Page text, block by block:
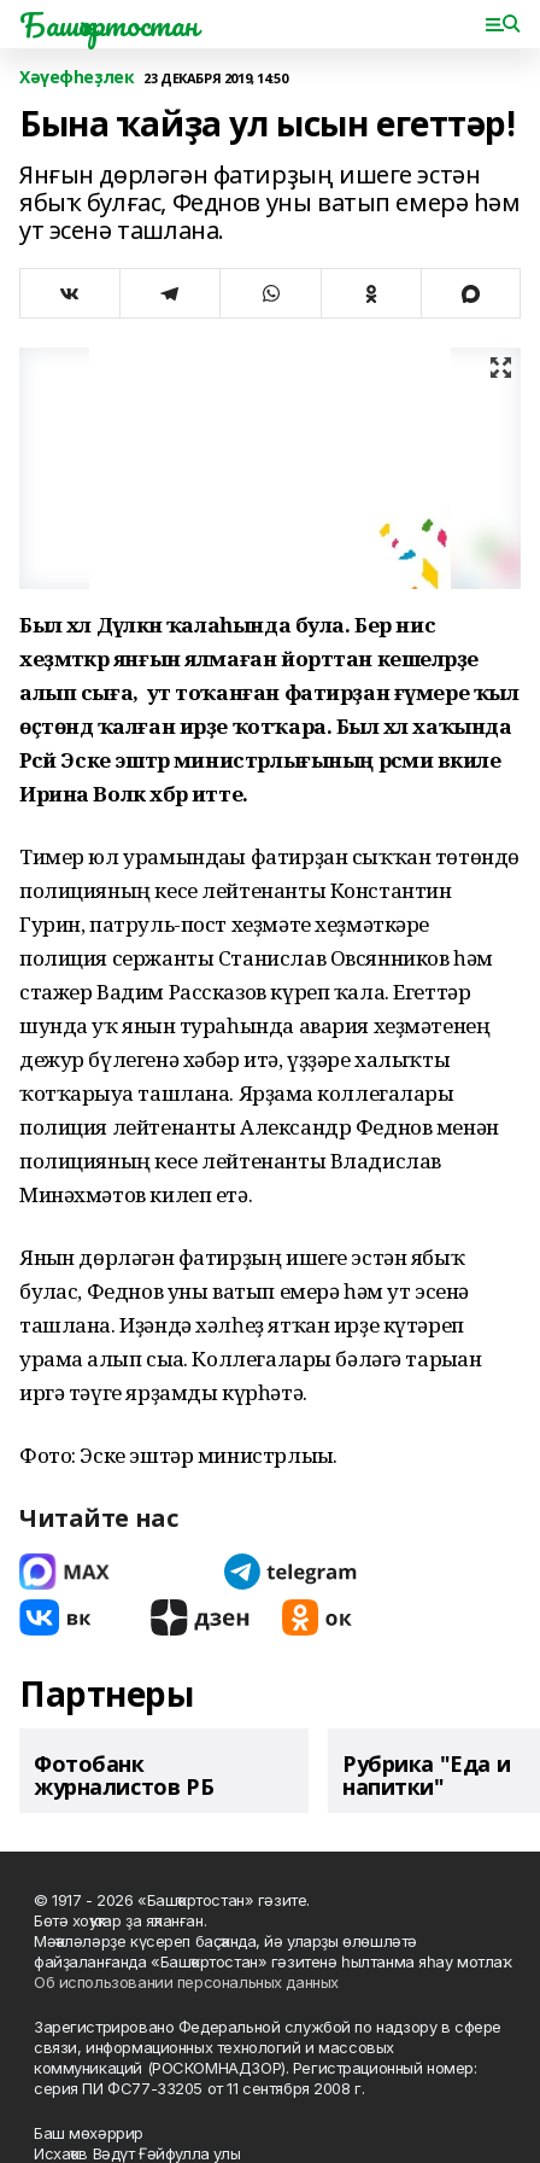
Башҡортостан
Хәүефһеҙлек 23 ДЕКАБРЯ 2019, 14:50
Бына ҡайҙа ул ысын егеттәр!
Янғын дөрләгән фатирҙың ишеге эстән
ябыҡ булғас, Феднов уны ватып емерә һәм
ут эсенә ташлана.
Был хәл Дәүләкән ҡалаһында була. Бер нисә
хеҙмәткәр янғын ялмаған йорттан кешеләрҙе
алып сыға, ә ут тоҡанған фатирҙан ғүмере ҡыл
өҫтөндә ҡалған ирҙе ҡотҡара. Был хәл хаҡында
Рәсәй Эске эштәр министрлығының рәсми вәкиле
Ирина Волк хәбәр итте.
Тимер юл урамындағы фатирҙан сыҡҡан төтөндө
полицияның кесе лейтенанты Константин
Гурин, патруль-пост хеҙмәте хеҙмәткәре
полиция сержанты Станислав Овсянников һәм
стажер Вадим Рассказов күреп ҡала. Егеттәр
шунда уҡ янғын тураһында авария хеҙмәтенең
дежур бүлегенә хәбәр итә, үҙҙәре халыҡты
ҡотҡарыуға ташлана. Ярҙамға коллегалары
полиция лейтенанты Александр Феднов менән
полицияның кесе лейтенанты Владислав
Минәхмәтов килеп етә.
Янғын дөрләгән фатирҙың ишеге эстән ябыҡ
булғас, Феднов уны ватып емерә һәм ут эсенә
ташлана. Иҙәндә хәлһеҙ ятҡан ирҙе күтәреп
урамға алып сыға. Коллегалары бәләгә тарыған
иргә тәүге ярҙамды күрһәтә.
Фото: Эске эштәр министрлығы.
Читайте нас
Партнеры
Фотобанк
журналистов РБ
Рубрика "Еда и
напитки"
© 1917 - 2026 «Башҡортостан» гәзите.
Бөтә хоҡуҡтар ҙа яҡланған.
Мәҡәләләрҙе күсереп баҫҡанда, йә уларҙы өлөшләтә
файҙаланғанда «Башҡортостан» гәзитенә һылтанма яһау мотлаҡ.
Об использовании персональных данных
Зарегистрировано Федеральной службой по надзору в сфере
связи, информационных технологий и массовых
коммуникаций (РОСКОМНАДЗОР). Регистрационный номер:
серия ПИ ФС77-33205 от 11 сентября 2008 г.
Баш мөхәррир
Исхаҡов Вәдүт Ғәйфулла улы